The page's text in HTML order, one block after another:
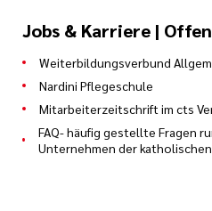
Jobs & Karriere |
Weiterbildungsverbund
Nardini Pflegeschule
Mitarbeiterzeitschrift im cts
FAQ- häufig gestellte Fragen
Unternehmen der